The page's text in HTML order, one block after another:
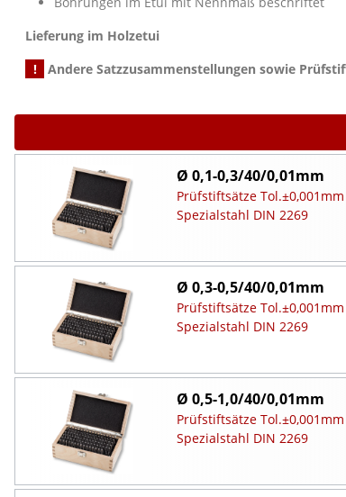
Lieferung im Holzetui
!
Andere Satzzusammenstellungen sowie
Ø 0,1-0,3/40/0,01mm
Prüfstiftsätze
Spezialstahl DIN 2269
Ø 0,3-0,5/40/0,01mm
Prüfstiftsätze
Spezialstahl DIN 2269
Ø 0,5-1,0/40/0,01mm
Prüfstiftsätze
Spezialstahl DIN 2269